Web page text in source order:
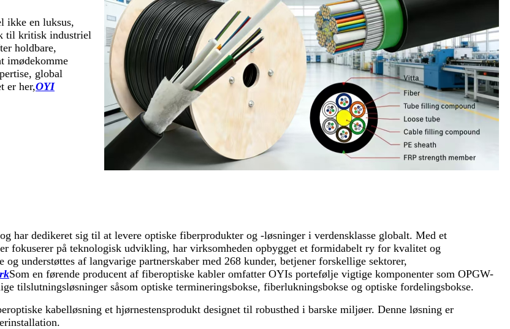
ikke en luksus,
til kritisk industriel
holdbare,
imødekomme
global
er her,OYI
har dedikeret sig til at levere optiske fiberprodukter og -løsninger i verdensklasse globalt. Med et
fokuserer på teknologisk udvikling, har virksomheden opbygget et formidabelt ry for kvalitet og
understøttes af langvarige partnerskaber med 268 kunder, betjener forskellige sektorer,
Som en førende producent af fiberoptiske kabler omfatter OYIs portefølje vigtige komponenter som OPGW-
tilslutningsløsninger såsom optiske termineringsbokse, fiberlukningsbokse og optiske fordelingsbokse.
kabelløsning et hjørnestensprodukt designet til robusthed i barske miljøer. Denne løsning er